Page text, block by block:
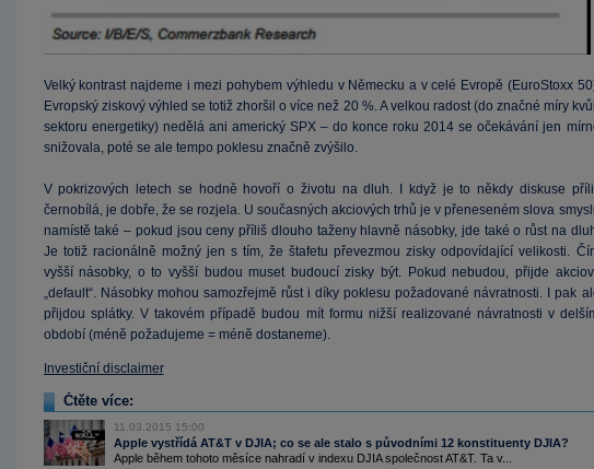
Velký kontrast najdeme i mezi pohybem výhledu v Německu a v celé Evropě (EuroStoxx
Evropský ziskový výhled se totiž zhoršil o více než 20 %. A velkou radost (do značné míry
sektoru energetiky) nedělá ani americký SPX – do konce roku 2014 se očekávání jen
snižovala, poté se ale tempo poklesu značně zvýšilo.
V pokrizových letech se hodně hovoří o životu na dluh. I když je to někdy diskuse
černobílá, je dobře, že se rozjela. U současných akciových trhů je v přeneseném slova
namístě také – pokud jsou ceny příliš dlouho taženy hlavně násobky, jde také o růst na
Je totiž racionálně možný jen s tím, že štafetu převezmou zisky odpovídající velikosti.
vyšší násobky, o to vyšší budou muset budoucí zisky být. Pokud nebudou, přijde
„default“. Násobky mohou samozřejmě růst i díky poklesu požadované návratnosti. I pak
přijdou splátky. V takovém případě budou mít formu nižší realizované návratnosti v
období (méně požadujeme = méně dostaneme).
Investiční disclaimer
Čtěte více:
11.03.2015 15:00
Apple vystřídá AT&T v DJIA; co se ale stalo s původními 12 konstituenty DJIA?
Apple během tohoto měsíce nahradí v indexu DJIA společnost AT&T. Ta v...